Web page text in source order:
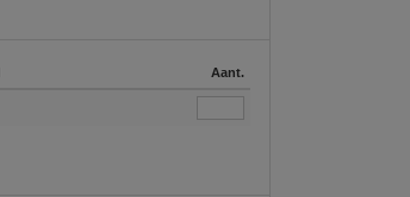
Aant.